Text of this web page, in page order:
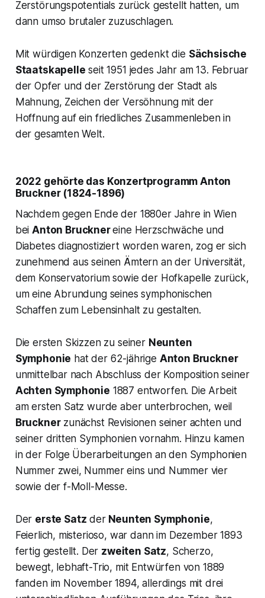
Zerstörungspotentials zurück gestellt hatten, um
dann umso brutaler zuzuschlagen.
Mit würdigen Konzerten gedenkt die Sächsische
Staatskapelle seit 1951 jedes Jahr am 13. Februar
der Opfer und der Zerstörung der Stadt als
Mahnung, Zeichen der Versöhnung mit der
Hoffnung auf ein friedliches Zusammenleben in
der gesamten Welt.
2022 gehörte das Konzertprogramm Anton
Bruckner (1824-1896)
Nachdem gegen Ende der 1880er Jahre in Wien
beiAnton Brucknereine Herzschwäche und
Diabetes diagnostiziert worden waren, zog er sich
zunehmend aus seinen Ämtern an der Universität,
dem Konservatorium sowie der Hofkapelle zurück,
um eine Abrundung seines symphonischen
Schaffen zum Lebensinhalt zu gestalten.
Die ersten Skizzen zu seiner Neunten
Symphonie hat der 62-jährige Anton Bruckner
unmittelbar nach Abschluss der Komposition seiner
Achten Symphonie 1887 entworfen. Die Arbeit
am ersten Satz wurde aber unterbrochen, weil
Brucknerzunächst Revisionen seiner achten und
seiner dritten Symphonien vornahm. Hinzu kamen
in der Folge Überarbeitungen an den Symphonien
Nummer zwei, Nummer eins und Nummer vier
sowie der f-Moll-Messe.
Der erste Satz derNeunten Symphonie,
Feierlich, misterioso, war dann im Dezember 1893
fertig gestellt. Der zweiten Satz, Scherzo,
bewegt, lebhaft-Trio, mit Entwürfen von 1889
fanden im November 1894, allerdings mit drei